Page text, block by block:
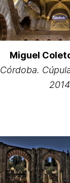
Miguel
Córdoba.
2014